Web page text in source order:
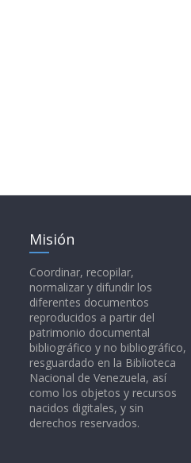
Misión
Coordinar, recopilar,
normalizar y difundir los
diferentes documentos
reproducidos a partir del
patrimonio documental
bibliográfico y no bibliográfico,
resguardado en la Biblioteca
Nacional de Venezuela, así
como los objetos y recursos
nacidos digitales, y sin
derechos reservados.